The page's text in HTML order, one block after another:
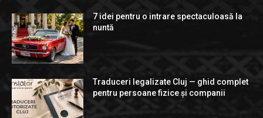
7 idei pentru o intrare spectaculoasă la
nuntă
Traduceri legalizate Cluj — ghid complet
pentru persoane fizice și companii